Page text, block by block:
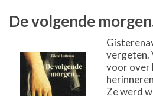
De volgende
vergeten.
voor over
Ze werd